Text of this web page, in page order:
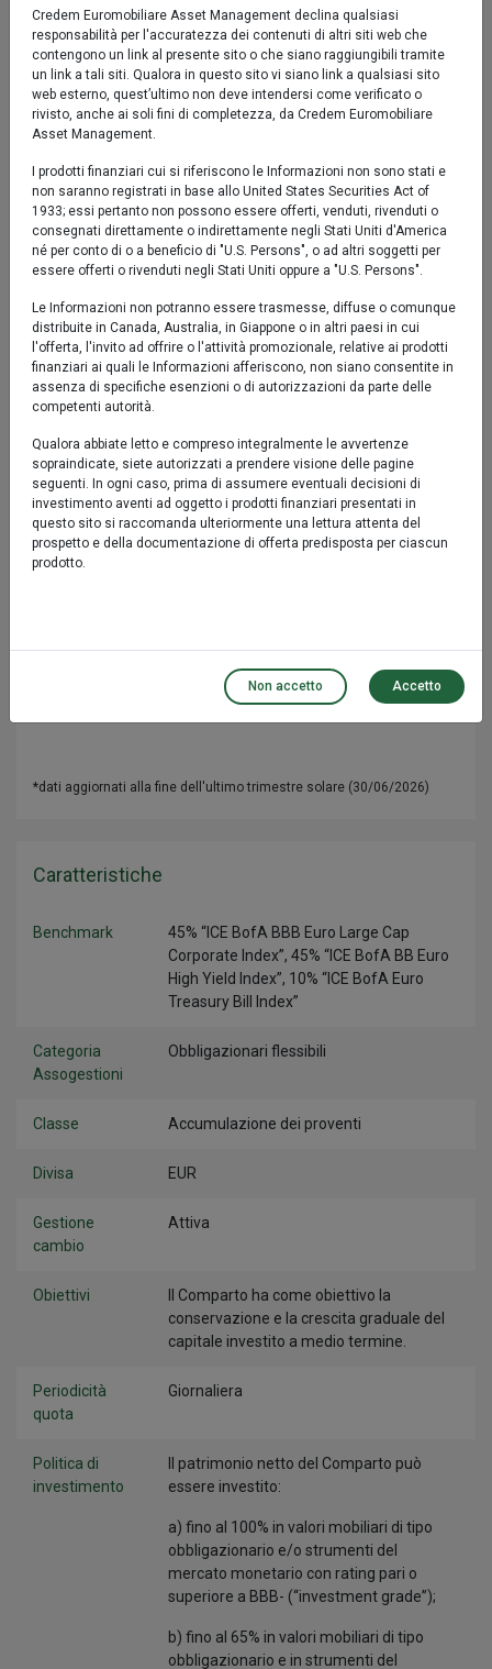
Comparto Benchmark
YTD -0,35% n.a.
1 mese -0,29% -0,18%
6 mesi -0,26% 0,58%
Performance
Comparto Benchmark
1 anno* 0,75% n.a.
Rendimento medio annuo composto
Comparto Benchmark
n.a. n.a.
*dati aggiornati alla fine dell'ultimo trimestre solare (30/06/2026)
Caratteristiche
Benchmark
45% “ICE BofA BBB Euro Large Cap
Corporate Index”, 45% “ICE BofA BB Euro
High Yield Index”, 10% “ICE BofA Euro
Treasury Bill Index”
Categoria
Assogestioni
Obbligazionari flessibili
Classe Accumulazione dei proventi
Divisa EUR
Gestione
cambio
Attiva
Obiettivi
Il Comparto ha come obiettivo la
conservazione e la crescita graduale del
capitale investito a medio termine.
Periodicità
quota
Giornaliera
Politica di
investimento
Il patrimonio netto del Comparto può
essere investito:
a) fino al 100% in valori mobiliari di tipo
obbligazionario e/o strumenti del
mercato monetario con rating pari o
superiore a BBB- (“investment grade”);
b) fino al 65% in valori mobiliari di tipo
obbligazionario e in strumenti del
Credem Euromobiliare Asset Management declina qualsiasi
responsabilità per l'accuratezza dei contenuti di altri siti web che
contengono un link al presente sito o che siano raggiungibili tramite
un link a tali siti. Qualora in questo sito vi siano link a qualsiasi sito
web esterno, quest’ultimo non deve intendersi come verificato o
rivisto, anche ai soli fini di completezza, da Credem Euromobiliare
Asset Management.
I prodotti finanziari cui si riferiscono le Informazioni non sono stati e
non saranno registrati in base allo United States Securities Act of
1933; essi pertanto non possono essere offerti, venduti, rivenduti o
consegnati direttamente o indirettamente negli Stati Uniti d'America
né per conto di o a beneficio di "U.S. Persons", o ad altri soggetti per
essere offerti o rivenduti negli Stati Uniti oppure a "U.S. Persons".
Le Informazioni non potranno essere trasmesse, diffuse o comunque
distribuite in Canada, Australia, in Giappone o in altri paesi in cui
l'offerta, l'invito ad offrire o l'attività promozionale, relative ai prodotti
finanziari ai quali le Informazioni afferiscono, non siano consentite in
assenza di specifiche esenzioni o di autorizzazioni da parte delle
competenti autorità.
Qualora abbiate letto e compreso integralmente le avvertenze
sopraindicate, siete autorizzati a prendere visione delle pagine
seguenti. In ogni caso, prima di assumere eventuali decisioni di
investimento aventi ad oggetto i prodotti finanziari presentati in
questo sito si raccomanda ulteriormente una lettura attenta del
prospetto e della documentazione di offerta predisposta per ciascun
prodotto.
Non accetto Accetto